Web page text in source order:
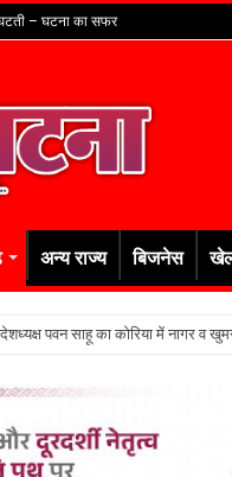
– घटना का सफर
अन्य राज्य बिजनेस
पवन साहू का कोरिया में नागर व